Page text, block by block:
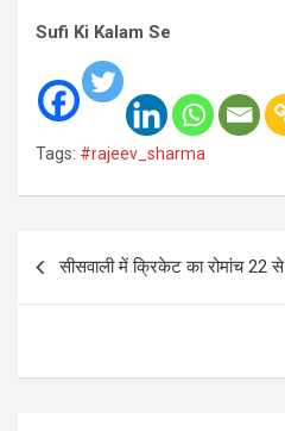
Sufi Ki Kalam Se
Tags: #rajeev_sharma
Post
navigation
सीसवाली में क्रिकेट का रोमांच 22 से